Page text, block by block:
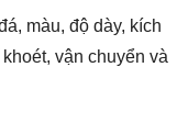
màu, độ dày, kích
vận chuyển và